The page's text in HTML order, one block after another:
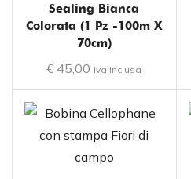
Sealing Bianca
Colorata (1 Pz -100m X
70cm)
€ 45,00 iva inclusa